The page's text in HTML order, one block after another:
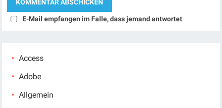
E-Mail empfangen im Falle, dass jemand antwortet
Access
Adobe
Allgemein